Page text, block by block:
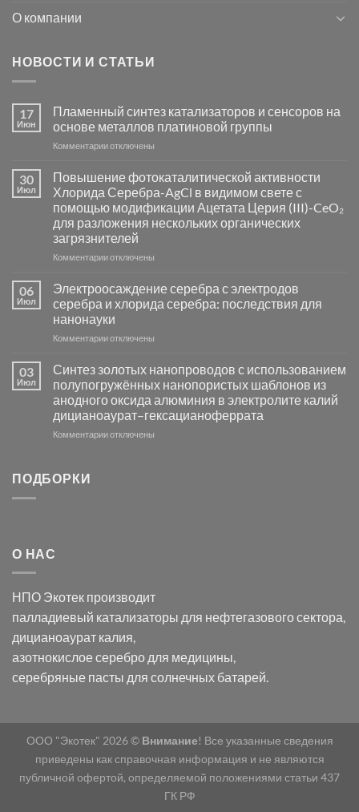
О компании
НОВОСТИ И СТАТЬИ
17
Июн
Пламенный синтез катализаторов и сенсоров на
основе металлов платиновой группы
Комментариик
Пламенный
синтез
катализаторов
и
сенсоров
на
основе
группы
отключены
30
Июл
Повышение фотокаталитической активности
Хлорида Серебра-AgCl в видимом свете с
помощью модификации Ацетата Церия (III)-CeO₂
для разложения нескольких органических
загрязнителей
Комментариик
фотокаталитической
активности
Хлорида
Серебра-
в
видимом
свете
с
помощью
модификации
отключены
06
Июл
Электроосаждение серебра с электродов
серебра и хлорида серебра: последствия для
нанонауки
Комментариик
серебра
с
электродов
серебра
и
отключены
03
Июл
Синтез золотых нанопроводов с использованием
полупогружённых нанопористых шаблонов из
анодного оксида алюминия в электролите калий
дицианоаурат–гексацианоферрата
Комментариик
оксида
в
электролите
калий
дицианоаурат–
гексацианоферрата
отключены
ПОДБОРКИ
О НАС
НПО Экотек производит
палладиевый катализаторы для нефтегазового сектора,
дицианоаурат калия,
азотнокислое серебро для медицины,
серебряные пасты для солнечных батарей.
ООО "Экотек" 2026 © Внимание! Все указанные сведения
приведены как справочная информация и не являются
публичной офертой, определяемой положениями статьи 437
ГК РФ